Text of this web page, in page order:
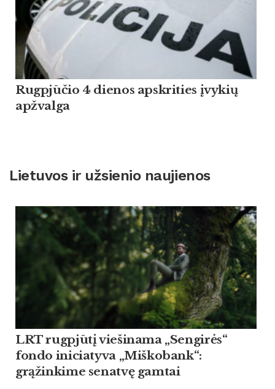
Rugpjūčio 4 dienos apskrities įvykių
apžvalga
Lietuvos ir užsienio naujienos
LRT rugpjūtį viešinama „Sengirės“
fondo iniciatyva „Miškobank“:
grąžinkime senatvę gamtai